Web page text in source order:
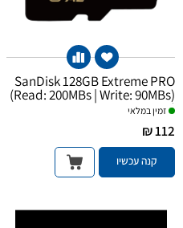
SanDisk 128GB Extreme PRO
(Read: 200MBs | Write: 90MBs)
microSD Card
זמין במלאי
112 ₪
קנה עכשיו